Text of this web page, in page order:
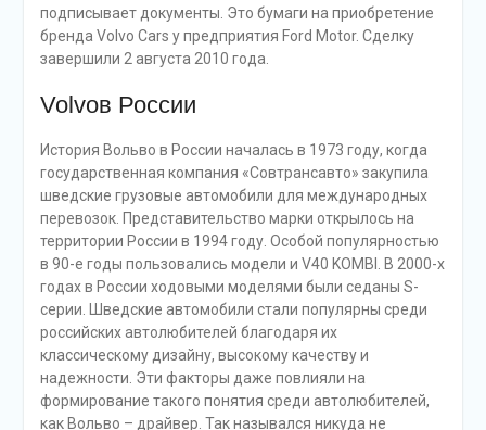
подписывает документы. Это бумаги на приобретение
бренда Volvo Cars у предприятия Ford Motor. Сделку
завершили 2 августа 2010 года.
Volvoв России
История Вольво в России началась в 1973 году, когда
государственная компания «Совтрансавто» закупила
шведские грузовые автомобили для международных
перевозок. Представительство марки открылось на
территории России в 1994 году. Особой популярностью
в 90-е годы пользовались модели и V40 KOMBI. В 2000-х
годах в России ходовыми моделями были седаны S-
серии. Шведские автомобили стали популярны среди
российских автолюбителей благодаря их
классическому дизайну, высокому качеству и
надежности. Эти факторы даже повлияли на
формирование такого понятия среди автолюбителей,
как Вольво – драйвер. Так назывался никуда не